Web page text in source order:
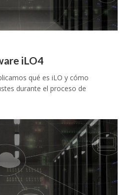
iLO4
qué es iLO y cómo
durante el proceso de